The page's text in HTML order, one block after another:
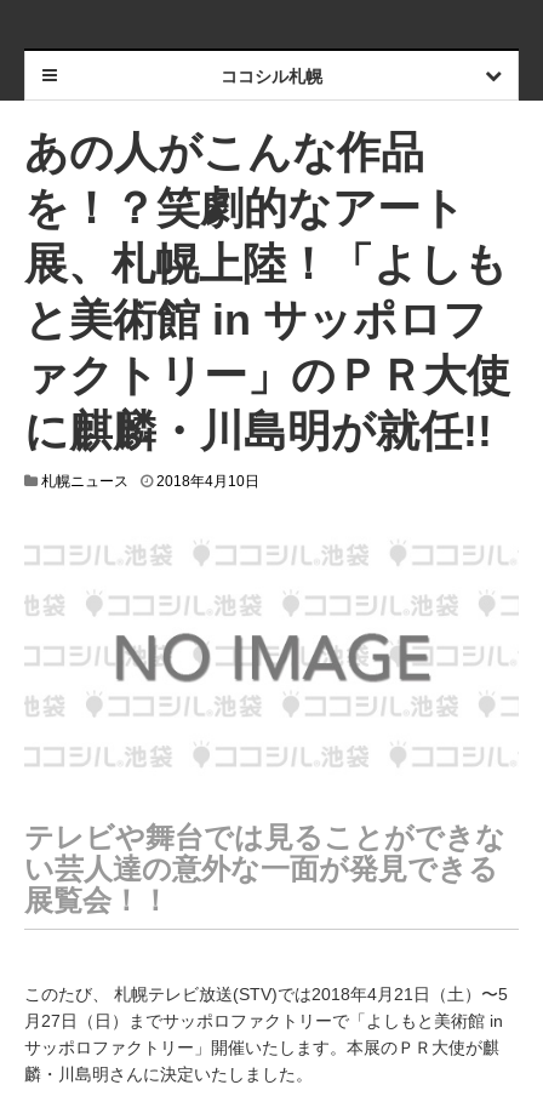
ココシル札幌
あの人がこんな作品
を！？笑劇的なアート
展、札幌上陸！「よしも
と美術館 in サッポロフ
ァクトリー」のＰＲ大使
に麒麟・川島明が就任!!
札幌ニュース 2018年4月10日
8
年
月
0
日
テレビや舞台では見ることができな
い芸人達の意外な一面が発見できる
展覧会！！
このたび、 札幌テレビ放送(STV)では2018年4月21日（土）〜5
月27日（日）までサッポロファクトリーで「よしもと美術館 in
サッポロファクトリー」開催いたします。本展のＰＲ大使が麒
麟・川島明さんに決定いたしました。